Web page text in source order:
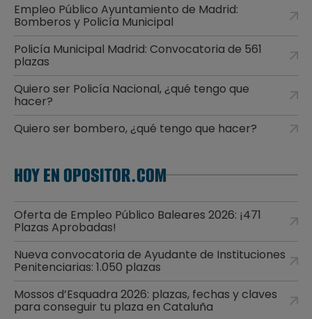
Empleo Público Ayuntamiento de Madrid:
Bomberos y Policía Municipal
Policía Municipal Madrid: Convocatoria de 561
plazas
Quiero ser Policía Nacional, ¿qué tengo que
hacer?
Quiero ser bombero, ¿qué tengo que hacer?
HOY EN OPOSITOR.COM
Oferta de Empleo Público Baleares 2026: ¡471
Plazas Aprobadas!
Nueva convocatoria de Ayudante de Instituciones
Penitenciarias: 1.050 plazas
Mossos d’Esquadra 2026: plazas, fechas y claves
para conseguir tu plaza en Cataluña